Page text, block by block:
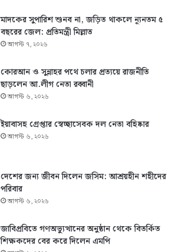
মাদকের সুপারিশ শুনব না, জড়িত থাকলে ন্যূনতম ৫
বছরের জেল: প্রতিমন্ত্রী মিল্লাত
আগস্ট ৭, ২০২৬
কোরআন ও সুন্নাহর পথে চলার প্রত্যয়ে রাজনীতি
ছাড়লেন আ.লীগ নেতা রব্বানী
আগস্ট ৬, ২০২৬
ইয়াবাসহ গ্রেপ্তার স্বেচ্ছাসেবক দল নেতা বহিষ্কার
আগস্ট ৬, ২০২৬
দেশের জন্য জীবন দিলেন জসিম: আশ্রয়হীন শহীদের
পরিবার
আগস্ট ৬, ২০২৬
জাবিপ্রবিতে গণঅভ্যুত্থানের অনুষ্ঠান থেকে বিতর্কিত
শিক্ষকদের বের করে দিলেন এমপি